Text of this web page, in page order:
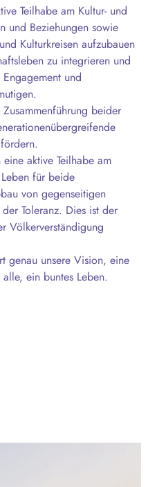
Teilhabe am Kultur- und
und Beziehungen sowie
Kulturkreisen aufzubauen
zu integrieren und
und
beider
aktive Teilhabe am
für beide
von gegenseitigen
Toleranz. Dies ist der
Völkerverständigung
genau unsere Vision, eine
ein buntes Leben.